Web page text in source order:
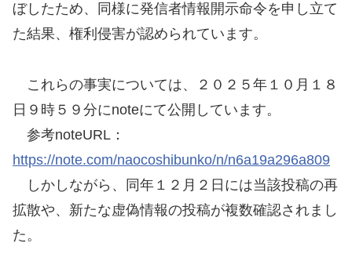
ぼしたため、同様に発信者情報開示命令を申し立て
た結果、権利侵害が認められています。
これらの事実については、２０２５年１０月１８
日９時５９分にnoteにて公開しています。
参考noteURL：
https://note.com/naocoshibunko/n/n6a19a296a809
しかしながら、同年１２月２日には当該投稿の再
拡散や、新たな虚偽情報の投稿が複数確認されまし
た。